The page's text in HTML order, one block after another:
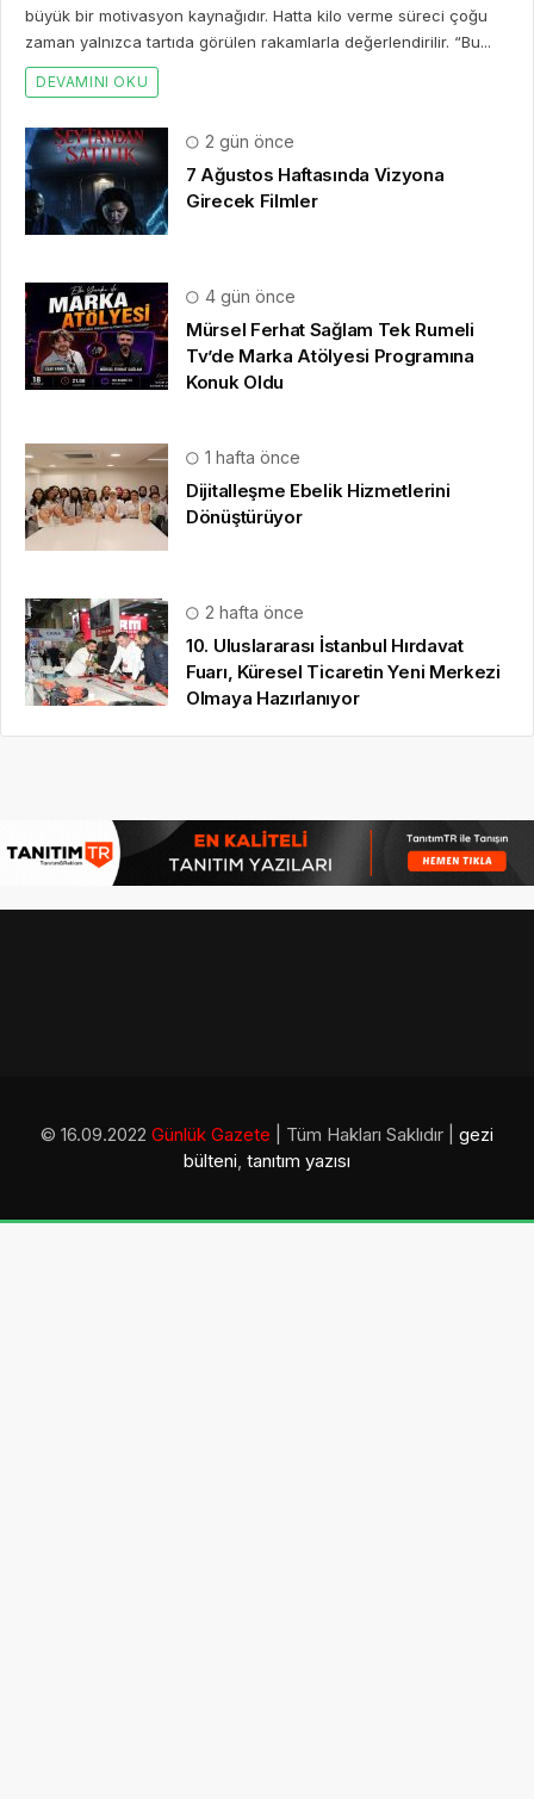
büyük bir motivasyon kaynağıdır. Hatta kilo verme süreci çoğu
zaman yalnızca tartıda görülen rakamlarla değerlendirilir. “Bu...
DEVAMINI OKU
2 gün önce
7 Ağustos Haftasında Vizyona
Girecek Filmler
4 gün önce
Mürsel Ferhat Sağlam Tek Rumeli
Tv’de Marka Atölyesi Programına
Konuk Oldu
1 hafta önce
Dijitalleşme Ebelik Hizmetlerini
Dönüştürüyor
2 hafta önce
10. Uluslararası İstanbul Hırdavat
Fuarı, Küresel Ticaretin Yeni Merkezi
Olmaya Hazırlanıyor
© 16.09.2022 Günlük Gazete | Tüm Hakları Saklıdır | gezi
bülteni, tanıtım yazısı